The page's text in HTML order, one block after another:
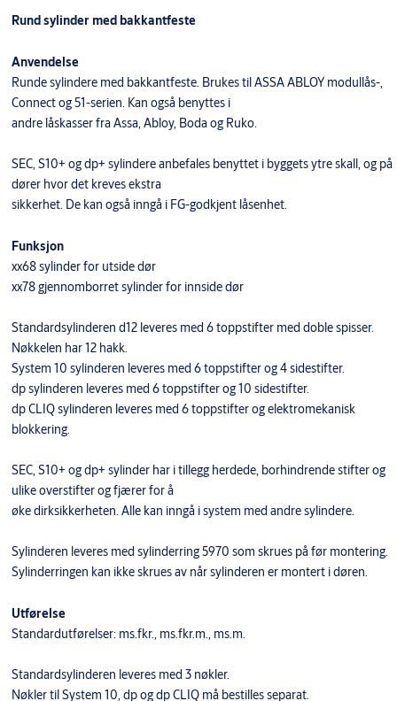
Rund sylinder med bakkantfeste
Anvendelse
Runde sylindere med bakkantfeste. Brukes til ASSA ABLOY modullås-,
Connect og 51-serien. Kan også benyttes i
andre låskasser fra Assa, Abloy, Boda og Ruko.
SEC, S10+ og dp+ sylindere anbefales benyttet i byggets ytre skall, og på
dører hvor det kreves ekstra
sikkerhet. De kan også inngå i FG-godkjent låsenhet.
Funksjon
xx68 sylinder for utside dør
xx78 gjennomborret sylinder for innside dør
Standardsylinderen d12 leveres med 6 toppstifter med doble spisser.
Nøkkelen har 12 hakk.
System 10 sylinderen leveres med 6 toppstifter og 4 sidestifter.
dp sylinderen leveres med 6 toppstifter og 10 sidestifter.
dp CLIQ sylinderen leveres med 6 toppstifter og elektromekanisk
blokkering.
SEC, S10+ og dp+ sylinder har i tillegg herdede, borhindrende stifter og
ulike overstifter og fjærer for å
øke dirksikkerheten. Alle kan inngå i system med andre sylindere.
Sylinderen leveres med sylinderring 5970 som skrues på før montering.
Sylinderringen kan ikke skrues av når sylinderen er montert i døren.
Utførelse
Standardutførelser: ms.fkr., ms.fkr.m., ms.m.
Standardsylinderen leveres med 3 nøkler.
Nøkler til System 10, dp og dp CLIQ må bestilles separat.